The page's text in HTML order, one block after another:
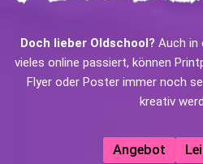
Doch lieber Oldschool? Auch in
vieles online passiert, können
Flyer oder Poster immer noch
kreativ
Angebot